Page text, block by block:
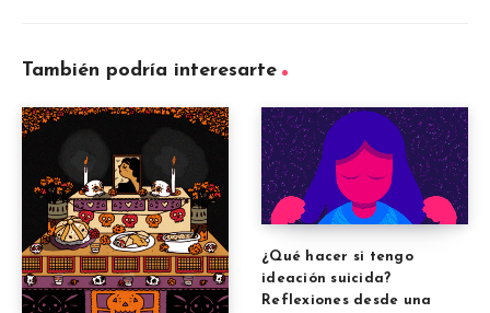
También podría interesarte
¿Qué hacer si tengo
ideación suicida?
Reflexiones desde una